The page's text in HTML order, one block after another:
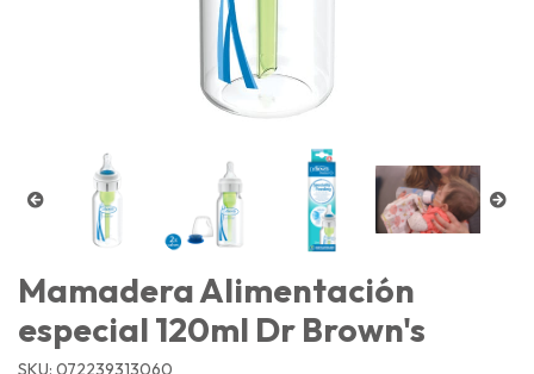
Mamadera Alimentación
especial 120ml Dr Brown's
SKU: 072239313060